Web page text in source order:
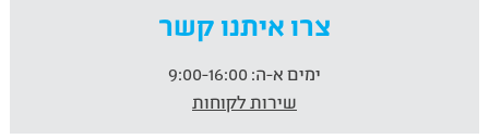
צרו איתנו קשר
ימים א-ה:
שירות לקוחות